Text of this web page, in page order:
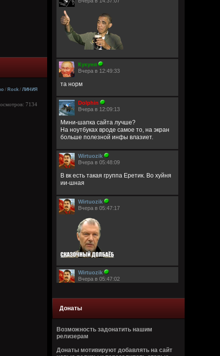
/ Rock / ЛИНИЯ
7134
Кукуня
Вчера в 12:49:33
та норм
Dolphin
Вчера в 12:09:13
Мини-шапка сайта лучше?
На ноутбуках вроде самое то, на экран
больше полезной инфы влазиет.
Wirtuozik
Вчера в 05:48:09
В вк есть такая группа Еретик. Во хуйня
ии-шная
Wirtuozik
Вчера в 05:47:17
Wirtuozik
Вчера в 05:47:02
Вчера в 05:46:44
Донаты
Возможность задонатить нашим
релизерам
Донаты мотивируют добавлять на сайт